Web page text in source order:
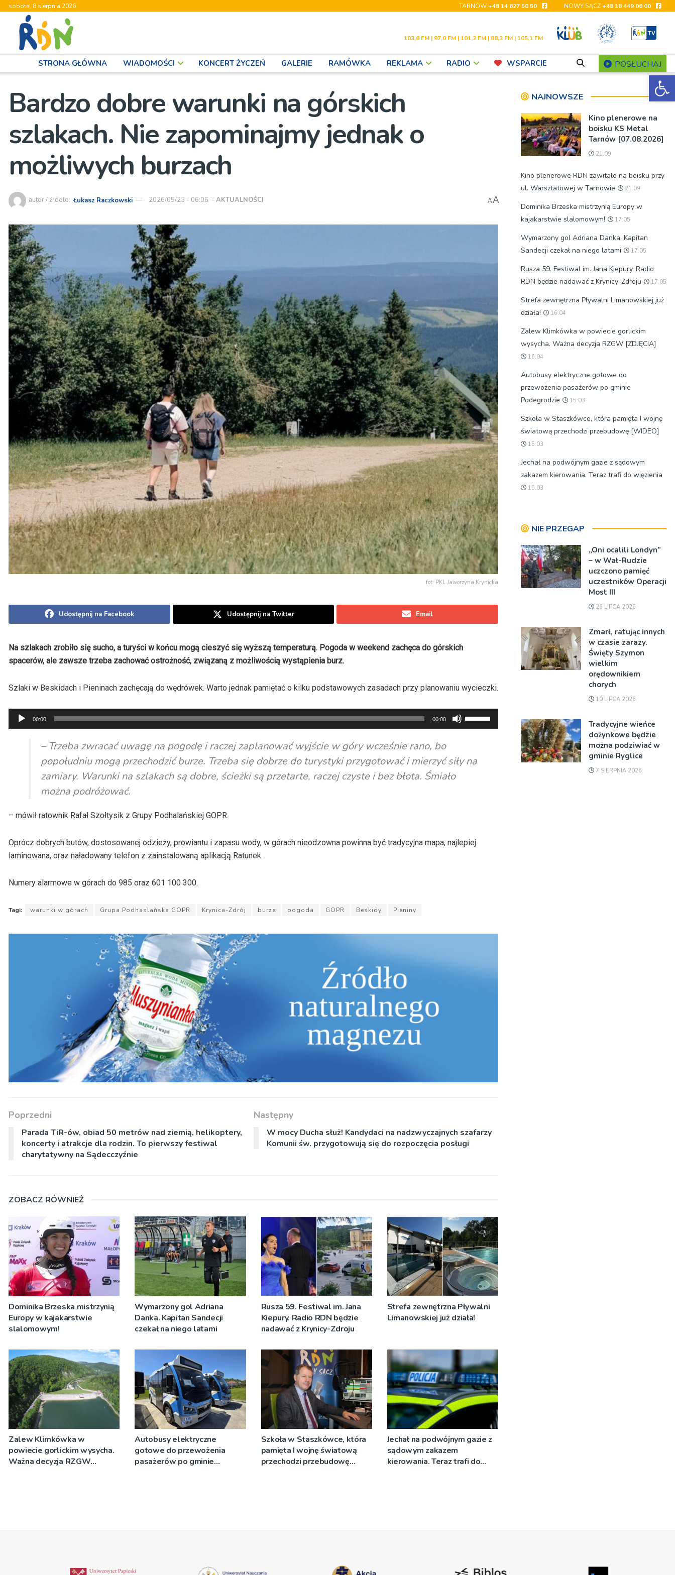
sobota, 8 sierpnia 2026 TARNÓW+48 14 627 50 50 NOWY SĄCZ+48 18 449 06 00
103,6 FM | 97,0 FM | 101,2 FM | 88,3 FM | 105,1 FM
STRONA GŁÓWNA WIADOMOŚCI KONCERT ŻYCZEŃ GALERIE RAMÓWKA REKLAMA RADIO WSPARCIE POSŁUCHAJ
Bardzo dobre warunki na górskich
szlakach. Nie zapominajmy jednak o
możliwych burzach
autor / źródło: Łukasz Raczkowski 2026/05/23 - 06:06 - AKTUALNOŚCI AA
fot. PKL Jaworzyna Krynicka
Udostępnij na Facebook Udostępnij na Twitter Email
Na szlakach zrobiło się sucho, a turyści w końcu mogą cieszyć się wyższą temperaturą. Pogoda w weekend zachęca do górskich
spacerów, ale zawsze trzeba zachować ostrożność, związaną z możliwością wystąpienia burz.
Szlaki w Beskidach i Pieninach zachęcają do wędrówek. Warto jednak pamiętać o kilku podstawowych zasadach przy planowaniu wycieczki.
Odtwarzacz
plików
dźwiękowych
00:00 00:00
strzałek
oraz
zmniejszyć
– Trzeba zwracać uwagę na pogodę i raczej zaplanować wyjście w góry wcześnie rano, bo
popołudniu mogą przechodzić burze. Trzeba się dobrze do turystyki przygotować i mierzyć siły na
zamiary. Warunki na szlakach są dobre, ścieżki są przetarte, raczej czyste i bez błota. Śmiało
można podróżować.
– mówił ratownik Rafał Szołtysik z Grupy Podhalańskiej GOPR.
Oprócz dobrych butów, dostosowanej odzieży, prowiantu i zapasu wody, w górach nieodzowna powinna być tradycyjna mapa, najlepiej
laminowana, oraz naładowany telefon z zainstalowaną aplikacją Ratunek.
Numery alarmowe w górach do 985 oraz 601 100 300.
Tagi: warunki w górach Grupa Podhaslańska GOPR Krynica-Zdrój burze pogoda GOPR Beskidy Pieniny
Poprzedni
Parada TiR-ów, obiad 50 metrów nad ziemią, helikoptery,
koncerty i atrakcje dla rodzin. To pierwszy festiwal
charytatywny na Sądecczyźnie
Następny
W mocy Ducha służ! Kandydaci na nadzwyczajnych szafarzy
Komunii św. przygotowują się do rozpoczęcia posługi
ZOBACZ RÓWNIEŻ
Dominika Brzeska mistrzynią
Europy w kajakarstwie
slalomowym!
Wymarzony gol Adriana
Danka. Kapitan Sandecji
czekał na niego latami
Rusza 59. Festiwal im. Jana
Kiepury. Radio RDN będzie
nadawać z Krynicy-Zdroju
Strefa zewnętrzna Pływalni
Limanowskiej już działa!
Zalew Klimkówka w
powiecie gorlickim wysycha.
Ważna decyzja RZGW
Autobusy elektryczne
gotowe do przewożenia
pasażerów po gminie
Szkoła w Staszkówce, która
pamięta I wojnę światową
przechodzi przebudowę
Jechał na podwójnym gazie z
sądowym zakazem
kierowania. Teraz trafi do
NAJNOWSZE
Kino plenerowe na
boisku KS Metal
Tarnów [07.08.2026]
21:09
Kino plenerowe RDN zawitało na boisku przy
ul. Warsztatowej w Tarnowie
21:09
Dominika Brzeska mistrzynią Europy w
kajakarstwie slalomowym!
17:05
Wymarzony gol Adriana Danka. Kapitan
Sandecji czekał na niego latami
17:05
Rusza 59. Festiwal im. Jana Kiepury. Radio
RDN będzie nadawać z Krynicy-Zdroju
17:05
Strefa zewnętrzna Pływalni Limanowskiej już
działa!
16:04
Zalew Klimkówka w powiecie gorlickim
wysycha. Ważna decyzja RZGW [ZDJĘCIA]
16:04
Autobusy elektryczne gotowe do
przewożenia pasażerów po gminie
Podegrodzie
15:03
Szkoła w Staszkówce, która pamięta I wojnę
światową przechodzi przebudowę [WIDEO]
15:03
Jechał na podwójnym gazie z sądowym
zakazem kierowania. Teraz trafi do więzienia
15:03
NIE PRZEGAP
„Oni ocalili Londyn”
– w Wał-Rudzie
uczczono pamięć
uczestników Operacji
Most III
26 LIPCA 2026
Zmarł, ratując innych
w czasie zarazy.
Święty Szymon
wielkim
orędownikiem
chorych
10 LIPCA 2026
Tradycyjne wieńce
dożynkowe będzie
można podziwiać w
gminie Ryglice
7 SIERPNIA 2026